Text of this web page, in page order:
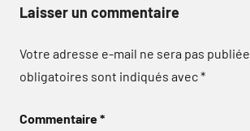
Laisser un commentaire
Votre adresse e-mail ne sera pas publiée.
obligatoires sont indiqués avec*
Commentaire*